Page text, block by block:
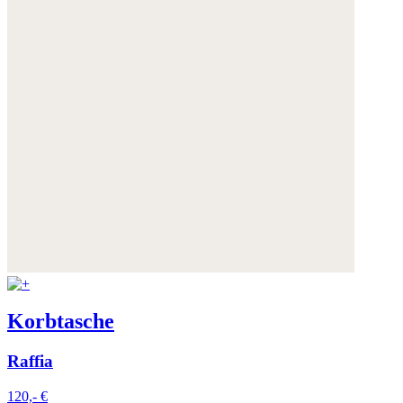
Korbtasche
Raffia
120,- €